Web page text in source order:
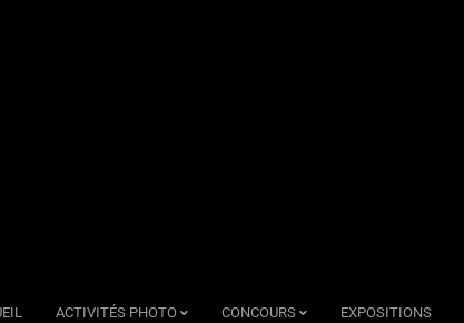
ACTIVITÉS PHOTO CONCOURS EXPOSITIONS